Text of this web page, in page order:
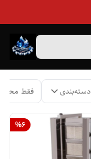
دسته‌بندی فقط
%6